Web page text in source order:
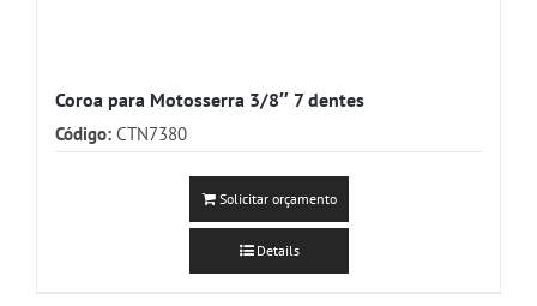
Coroa para Motosserra 3/8″ 7 dentes
Código: CTN7380
Solicitar orçamento
Details